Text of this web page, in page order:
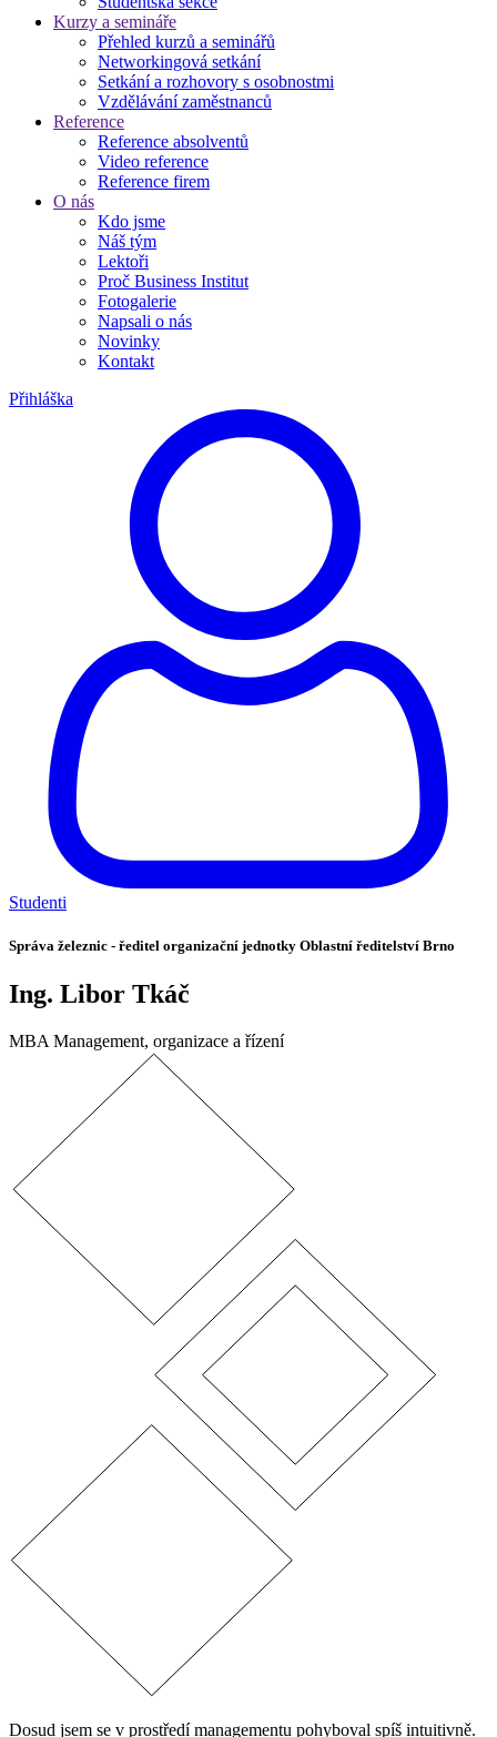
Kurzy a semináře
Přehled kurzů a seminářů
Networkingová setkání
Setkání a rozhovory s osobnostmi
Vzdělávání zaměstnanců
Reference
Reference absolventů
Video reference
Reference firem
O nás
Kdo jsme
Náš tým
Lektoři
Proč Business Institut
Fotogalerie
Napsali o nás
Novinky
Kontakt
Přihláška
Studenti
Správa železnic - ředitel organizační jednotky Oblastní ředitelství Brno
Ing. Libor Tkáč
MBA Management, organizace a řízení
Dosud jsem se v prostředí managementu pohyboval spíš intuitivně.